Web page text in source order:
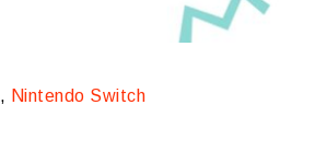
, Nintendo Switch